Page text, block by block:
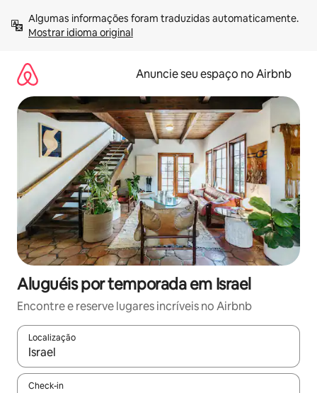
para
Mostrar idioma original
Anuncie seu espaço no Airbnb
Aluguéis por temporada em Israel
Encontre e reserve lugares incríveis no Airbnb
Localização
Quando os resultados estiverem disponíveis, explore-os
Check-in